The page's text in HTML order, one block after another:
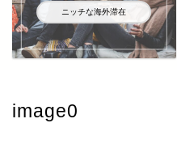
ニッチな海外滞在
image0